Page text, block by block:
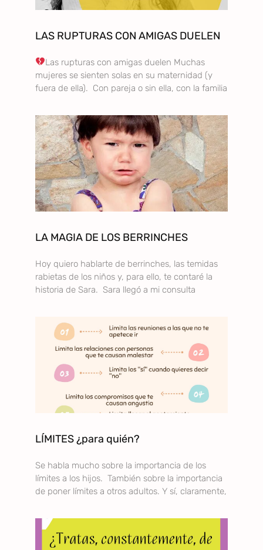
LAS RUPTURAS CON AMIGAS DUELEN
Las rupturas con amigas duelen Muchas
mujeres se sienten solas en su maternidad (y
fuera de ella). Con pareja o sin ella, con la familia
LA MAGIA DE LOS BERRINCHES
Hoy quiero hablarte de berrinches, las temidas
rabietas de los niños y, para ello, te contaré la
historia de Sara. Sara llegó a mi consulta
LÍMITES ¿para quién?
Se habla mucho sobre la importancia de los
límites a los hijos. También sobre la importancia
de poner límites a otros adultos. Y sí, claramente,